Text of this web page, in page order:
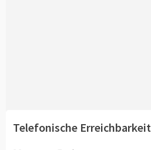
Telefonische Erreichbarkeit